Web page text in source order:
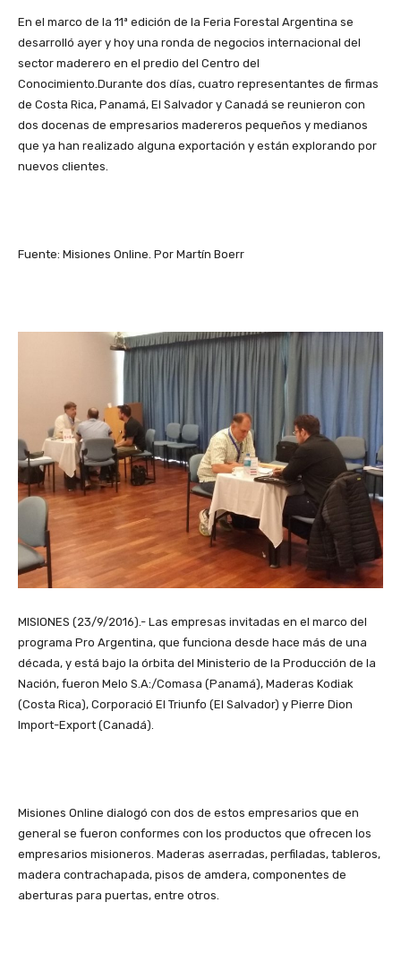
En el marco de la 11ª edición de la Feria Forestal Argentina se
desarrolló ayer y hoy una ronda de negocios internacional del
sector maderero en el predio del Centro del
Conocimiento.Durante dos días, cuatro representantes de firmas
de Costa Rica, Panamá, El Salvador y Canadá se reunieron con
dos docenas de empresarios madereros pequeños y medianos
que ya han realizado alguna exportación y están explorando por
nuevos clientes.
Fuente: Misiones Online. Por Martín Boerr
MISIONES (23/9/2016).- Las empresas invitadas en el marco del
programa Pro Argentina, que funciona desde hace más de una
década, y está bajo la órbita del Ministerio de la Producción de la
Nación, fueron Melo S.A:/Comasa (Panamá), Maderas Kodiak
(Costa Rica), Corporació El Triunfo (El Salvador) y Pierre Dion
Import-Export (Canadá).
Misiones Online dialogó con dos de estos empresarios que en
general se fueron conformes con los productos que ofrecen los
empresarios misioneros. Maderas aserradas, perfiladas, tableros,
madera contrachapada, pisos de amdera, componentes de
aberturas para puertas, entre otros.